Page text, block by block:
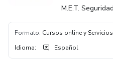
M.E.T.
Formato: Cursos online y
Idioma: Español